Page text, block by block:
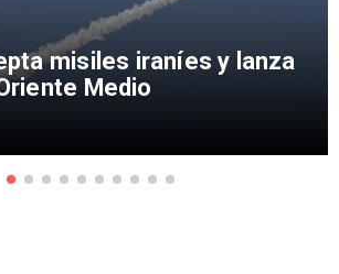
misiles iraníes y lanza
Medio